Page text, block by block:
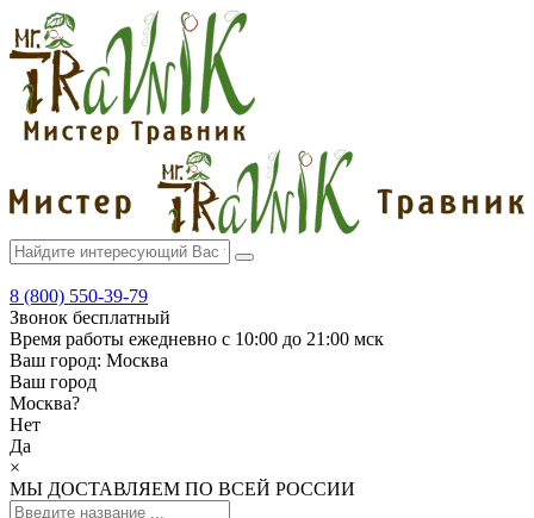
8 (800) 550-39-79
Звонок бесплатный
Время работы ежедневно с 10:00 до 21:00 мск
Ваш город: Москва
Ваш город
Москва?
Нет
Да
×
МЫ ДОСТАВЛЯЕМ ПО ВСЕЙ РОССИИ